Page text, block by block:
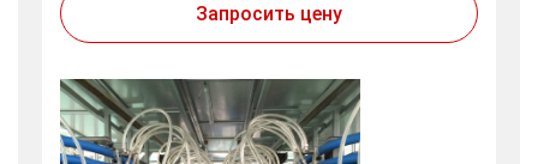
Запросить цену